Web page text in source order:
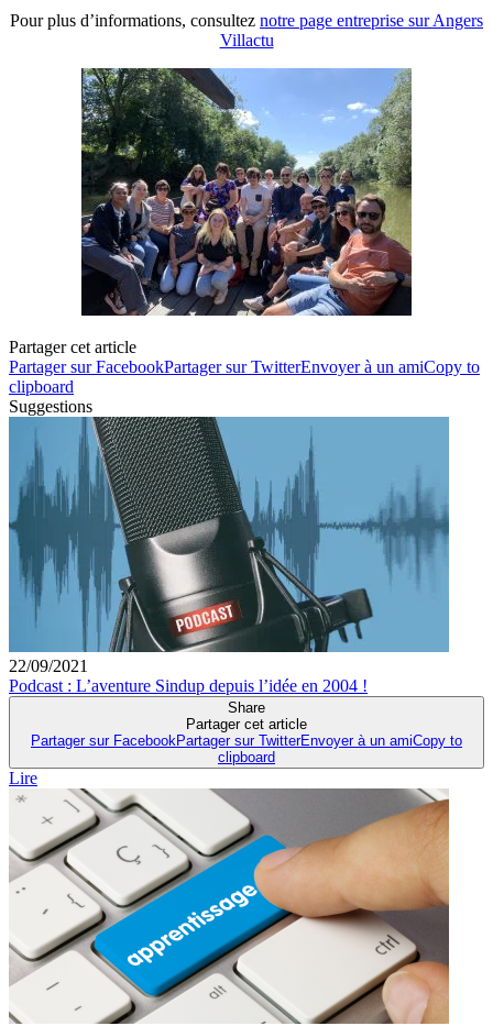
Pour plus d’informations, consultez notre page entreprise sur Angers
Villactu
Partager cet article
Partager sur FacebookPartager sur TwitterEnvoyer à un amiCopy to
clipboard
Suggestions
22/09/2021
Podcast : L’aventure Sindup depuis l’idée en 2004 !
Share
Partager cet article
Partager sur FacebookPartager sur TwitterEnvoyer à un amiCopy to
clipboard
Lire